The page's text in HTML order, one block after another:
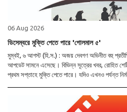
06 Aug 2026
ডিসেম্বরে মুক্তি পেতে পারে 'গোলমাল ৫'
মুম্বই, ৬ আগস্ট (হি.স.) : অজয় দেবগণ অভিনীত বহু
আপডেট সামনে এসেছে। বিভিন্ন সূত্রের খবর, রোহিত
প্রথম সপ্তাহে মুক্তি পেতে পারে। যদিও এখনও পর্যন্ত